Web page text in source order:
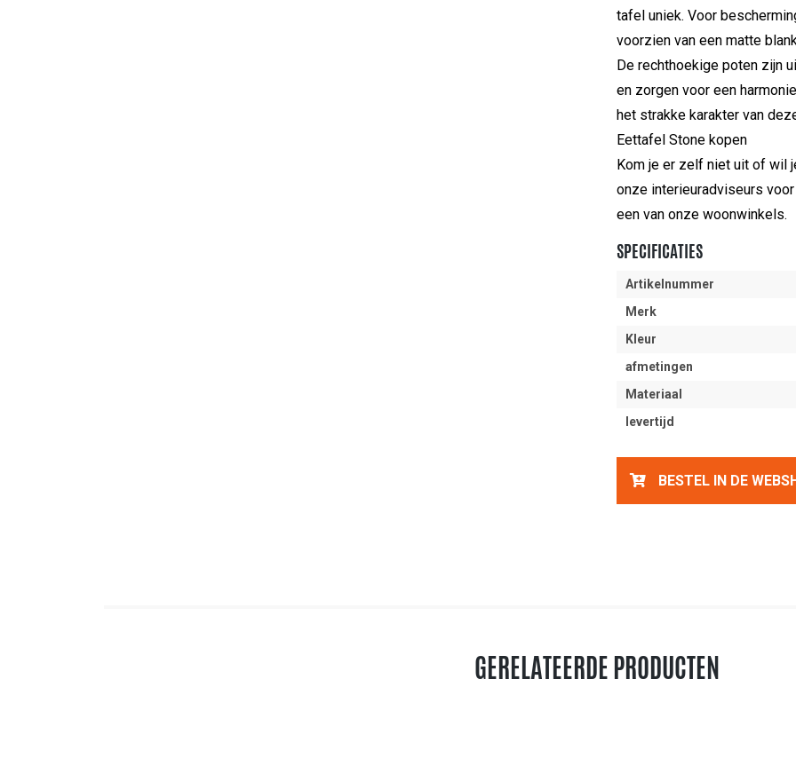
tafel uniek. Voor
voorzien van een matte
De rechthoekige poten zijn
en zorgen voor een
het strakke karakter van
Eettafel Stone kopen
Kom je er zelf niet uit of wil
onze interieuradviseurs
een van onze woonwinkels.
SPECIFICATIES
Artikelnummer
Merk
Kleur
afmetingen
Materiaal
levertijd
BESTEL IN DE
GERELATEERDE PRODUCTEN